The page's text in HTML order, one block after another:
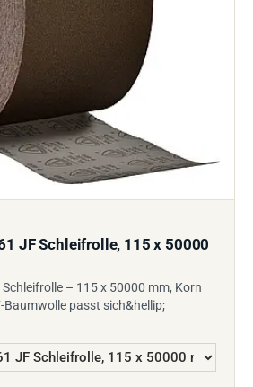
JF Schleifrolle, 115 x 50000
– 115 x 50000 mm, Korn
Baumwolle passt sich&hellip;